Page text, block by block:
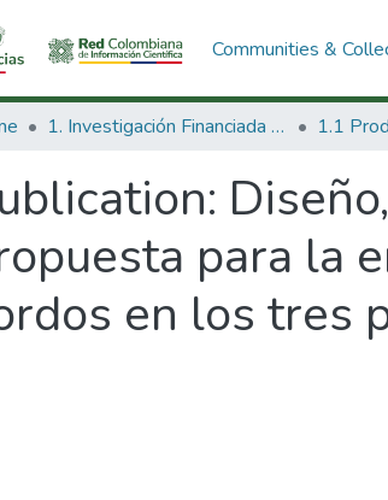
Communities &
1. Investigación Financiada con Recursos Públicos
para la
en los tres